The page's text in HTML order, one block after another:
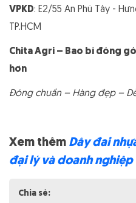
VPKD: E2/55 An Phú Tây -
TP.HCM
Chita Agri – Bao bì đóng
hơn
Đóng chuẩn – Hàng đẹp –
Xem thêm Dây đai
đại lý và doanh nghiệp
Chia sẻ: